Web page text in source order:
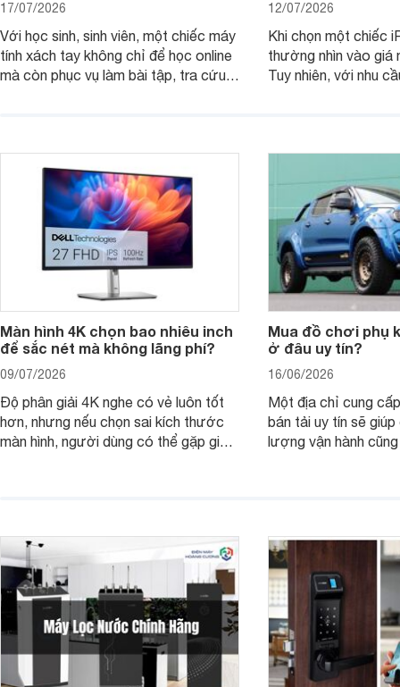
17/07/2026
Với học sinh, sinh viên, một chiếc máy
tính xách tay không chỉ để học online
mà còn phục vụ làm bài tập, tra cứu,
thay vì chỉ so sánh cấu hình trên giấy.
12/07/2026
Khi chọn một chiếc
thường nhìn vào
Tuy nhiên, với nhu
không, dùng được
Màn hình 4K chọn bao nhiêu inch
để sắc nét mà không lãng phí?
09/07/2026
Độ phân giải 4K nghe có vẻ luôn tốt
hơn, nhưng nếu chọn sai kích thước
màn hình, người dùng có thể gặp giao
Mua đồ chơi phụ
ở đâu uy tín?
16/06/2026
Một địa chỉ cung
bán tải uy tín sẽ
lượng vận hành